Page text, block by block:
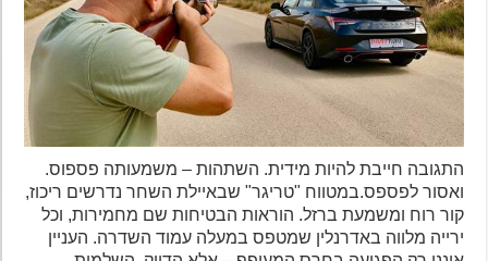
התגובה חייבת להיות מידית. השתהות – משמעותה פספוס.
ואסור לפספס.במטווח "טריגר" שבאיילת השחר נדרשים ריכוז,
קור רוח ומשמעת ברזל. הוראות הבטיחות שם מחמירות, וכל
ירייה מלווה באדרנלין שמטפס במעלה עמוד השדרה. העניין